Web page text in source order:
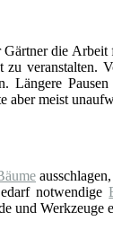
die
veranstalten.
Längere
aber meist
notwendige
und Werkzeuge